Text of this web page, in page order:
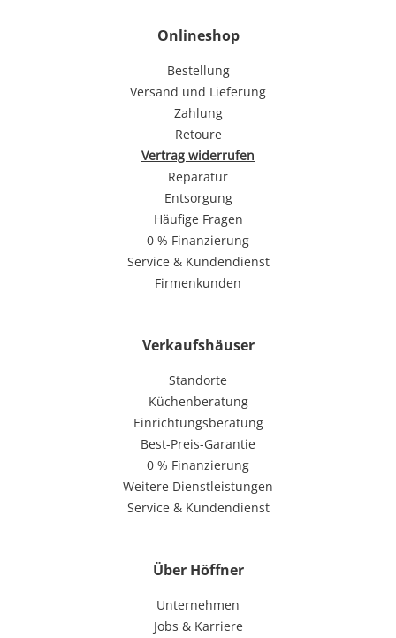
Onlineshop
Bestellung
Versand und Lieferung
Zahlung
Retoure
Vertrag widerrufen
Reparatur
Entsorgung
Häufige Fragen
0 % Finanzierung
Service & Kundendienst
Firmenkunden
Verkaufshäuser
Standorte
Küchenberatung
Einrichtungsberatung
Best-Preis-Garantie
0 % Finanzierung
Weitere Dienstleistungen
Service & Kundendienst
Über Höffner
Unternehmen
Jobs & Karriere